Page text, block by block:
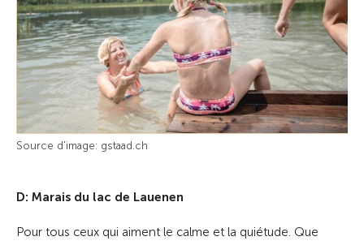
Source d'image: gstaad.ch
D: Marais du lac de Lauenen
Pour tous ceux qui aiment le calme et la quiétude. Que